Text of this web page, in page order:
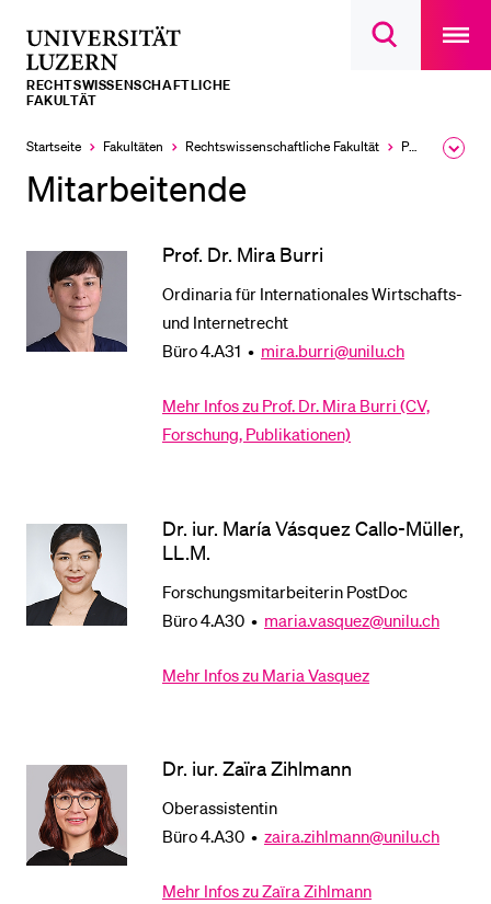
Suchdialog
main
RECHTS­­WISSENSCHAFTLICHE
FAKULTÄT
Startseite Fakultäten Rechtswissenschaftliche Fakultät Professuren
Mitarbeitende
Prof. Dr. Mira Burri
Ordinaria für Internationales Wirtschafts-
und Internetrecht
Büro 4.A31 • mira.burri@unilu.ch
Mehr Infos zu Prof. Dr. Mira Burri (CV,
Forschung, Publikationen)
Dr. iur. María Vásquez Callo-Müller,
LL.M.
Forschungsmitarbeiterin PostDoc
Büro 4.A30 • maria.vasquez@unilu.ch
Mehr Infos zu Maria Vasquez
Dr. iur. Zaïra Zihlmann
Oberassistentin
Büro 4.A30 • zaira.zihlmann@unilu.ch
Mehr Infos zu Zaïra Zihlmann
LETZTE SUCHEN
Sie haben noch keine Suche getätigt.
DIE UNI FÜR…
Schulklassen und Lehrpersonen
Studierende
Forschende
Mitarbeitende
Stellensuchende
BELIEBTE INHALTE
Vorlesungsverzeichnis
Bibliothek